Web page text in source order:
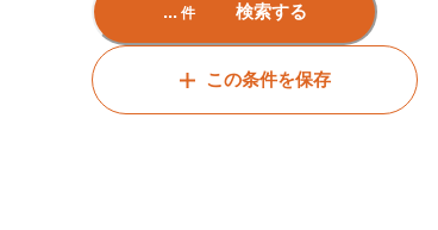
... 件 検索する
この条件を保存